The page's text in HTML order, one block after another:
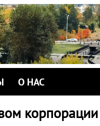
О НАС
корпорации